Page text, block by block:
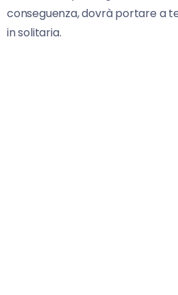
conseguenza, dovrà portare a
in solitaria.